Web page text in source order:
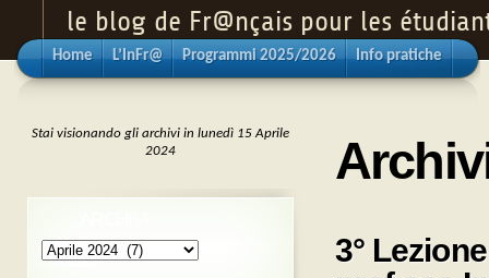
le blog de Fr@nçais pour les
Home L’InFr@ Programmi 2025/2026 Info pratiche
3°
Stai visionando gli archivi in lunedì 15 Aprile
2024
Archivi